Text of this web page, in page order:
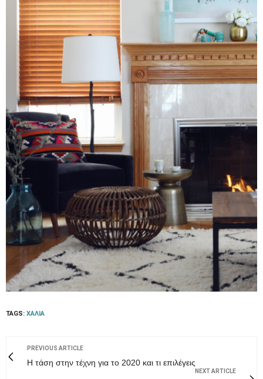
TAGS: ΧΑΛΙΆ
PREVIOUS ARTICLE
Η τάση στην τέχνη για το 2020 και τι επιλέγεις
NEXT ARTICLE